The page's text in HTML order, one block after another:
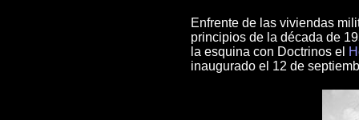
Enfrente de las viviendas
principios de la década de
la esquina con Doctrinos el
inaugurado el 12 de